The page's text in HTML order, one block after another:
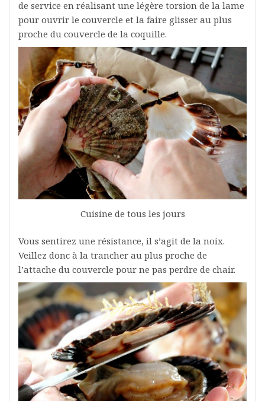
de service en réalisant une légère torsion de la lame
pour ouvrir le couvercle et la faire glisser au plus
proche du couvercle de la coquille.
Cuisine de tous les jours
Vous sentirez une résistance, il s’agit de la noix.
Veillez donc à la trancher au plus proche de
l’attache du couvercle pour ne pas perdre de chair.